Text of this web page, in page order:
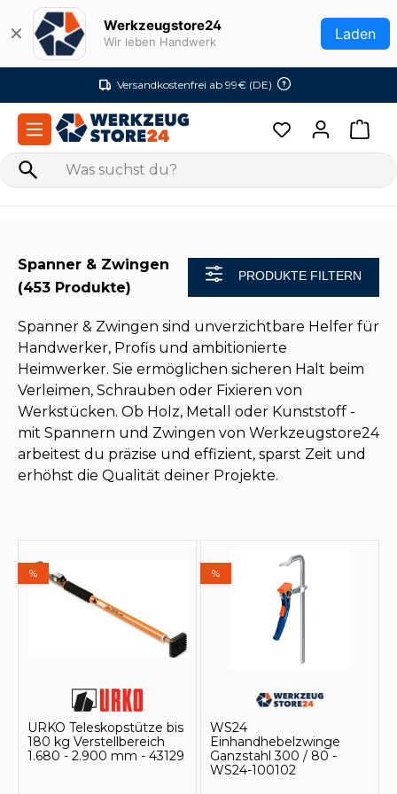
Zum Hauptinhalt springen
✕ Werkzeugstore24
Wir leben Handwerk Laden
Versandkostenfrei ab 99€ (DE)
Spanner & Zwingen
(453 Produkte)
PRODUKTE FILTERN
Spanner & Zwingen sind unverzichtbare Helfer für
Handwerker, Profis und ambitionierte
Heimwerker. Sie ermöglichen sicheren Halt beim
Verleimen, Schrauben oder Fixieren von
Werkstücken. Ob Holz, Metall oder Kunststoff -
mit Spannern und Zwingen von Werkzeugstore24
arbeitest du präzise und effizient, sparst Zeit und
erhöhst die Qualität deiner Projekte.
%
URKO Teleskopstütze bis
180 kg Verstellbereich
1.680 - 2.900 mm - 43129
%
WS24
Einhandhebelzwinge
Ganzstahl 300 / 80 -
WS24-100102